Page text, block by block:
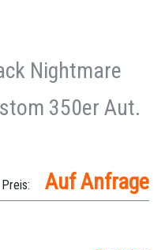
Nightmare
350er Aut.
Preis: Auf Anfrage